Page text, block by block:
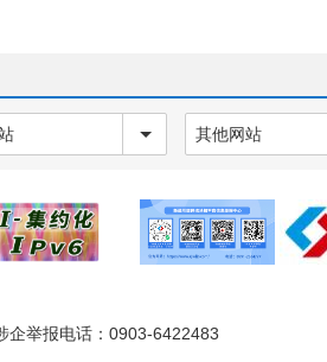
其他网站
举报电话：0903-6422483